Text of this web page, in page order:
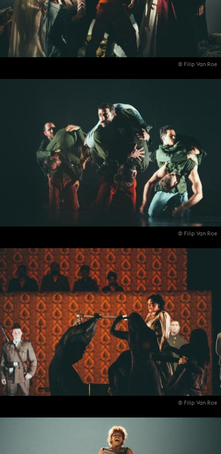
© Filip Van Roe
© Filip Van Roe
© Filip Van Roe